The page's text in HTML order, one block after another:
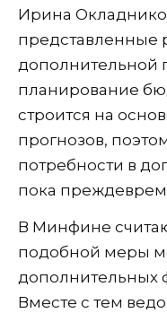
Ирина
представленные
дополнительной
планирование
строится на
прогнозов,
потребности в
пока
В Минфине
подобной меры
дополнительных
Вместе с тем